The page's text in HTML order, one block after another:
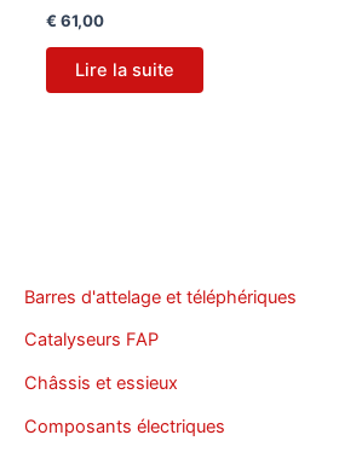
Barres d'attelage et téléphériques
Catalyseurs FAP
Châssis et essieux
Composants électriques
€ 61,00
Lire la suite